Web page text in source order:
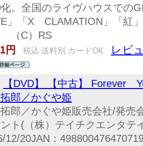
化。全国のライヴハウスで
」「X CLAMATION」「紅
（C）RS
円
税込 送料別 カードOK
レビ
【DVD】 【中古】
郎／かぐや姫
郎／かぐや姫販売会社/発売
ト(（株）テイチクエンタテ
12/20JAN：